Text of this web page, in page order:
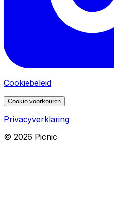
Cookiebeleid
Cookie voorkeuren
Privacyverklaring
© 2026 Picnic